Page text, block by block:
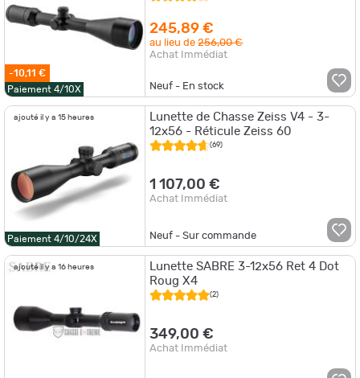
-10,11 €
Paiement 4/10X
245,89 €
au lieu de256,00 €
Achat Immédiat
Neuf - En stock
ajouté il y a 15 heures
Paiement 4/10/24X
Lunette de Chasse Zeiss V4 - 3-
12x56 - Réticule Zeiss 60
(69)
1 107,00 €
Achat Immédiat
Neuf - Sur commande
ajouté il y a 16 heures
Lunette SABRE 3-12x56 Ret 4 Dot
Roug X4
(2)
349,00 €
Achat Immédiat